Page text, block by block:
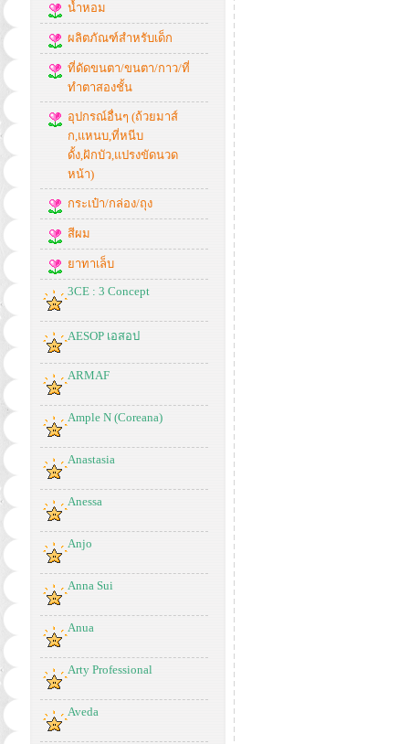
น้ำหอม
ผลิตภัณฑ์สำหรับเด็ก
ที่ดัดขนตา/ขนตา/กาว/ที่
ทำตาสองชั้น
อุปกรณ์อื่นๆ (ถ้วยมาส์
ก,แหนบ,ที่หนีบ
ดั้ง,ฝักบัว,แปรงขัดนวด
หน้า)
กระเป๋า/กล่อง/ถุง
สีผม
ยาทาเล็บ
3CE : 3 Concept
AESOP เอสอป
ARMAF
Ample N (Coreana)
Anastasia
Anessa
Anjo
Anna Sui
Anua
Arty Professional
Aveda